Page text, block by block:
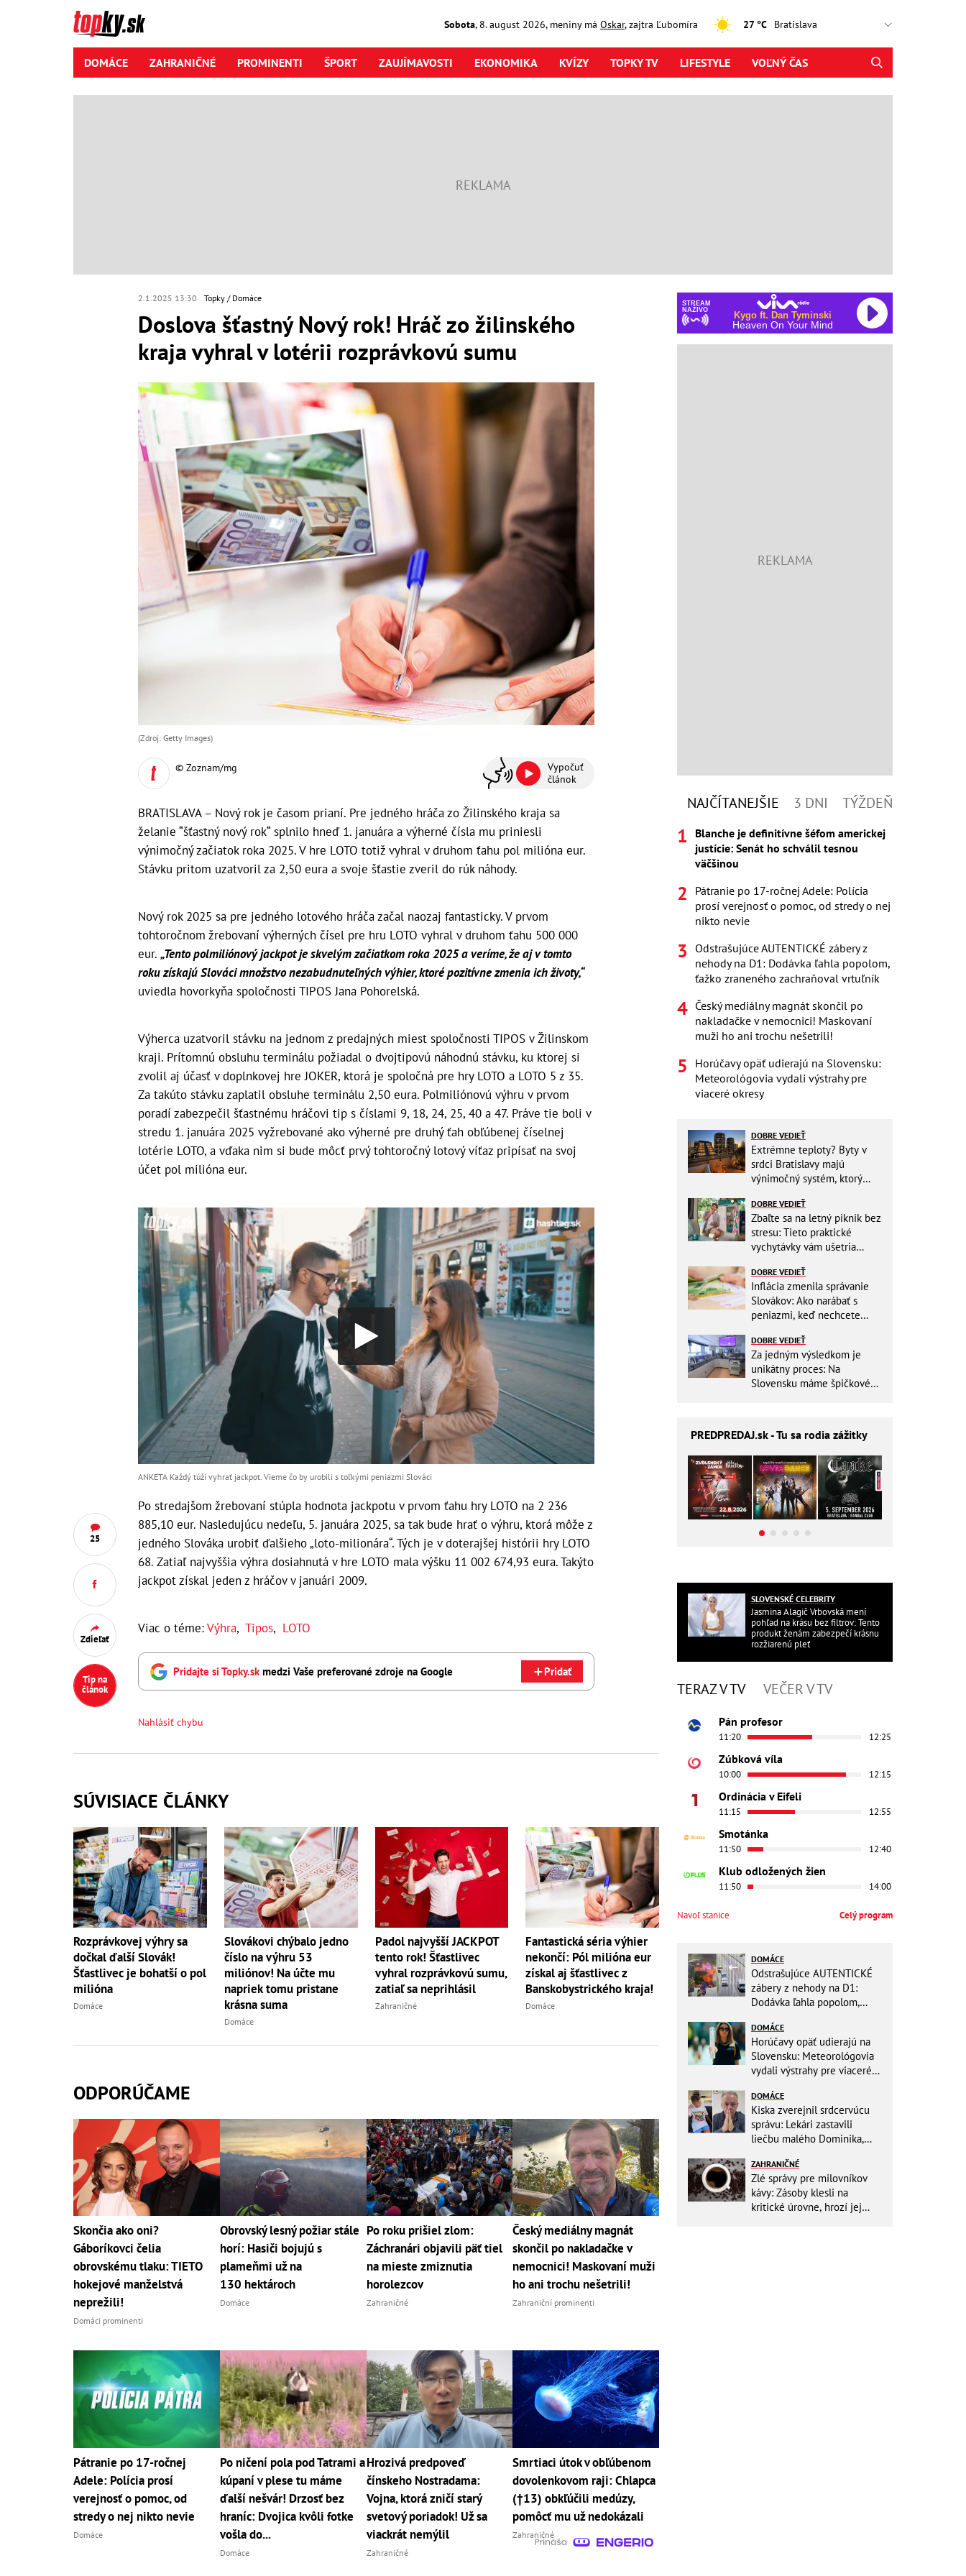
Sobota, 8. august2026, meniny má Oskar, zajtra Ľubomíra 27 °C
DOMÁCE ZAHRANIČNÉ PROMINENTI ŠPORT ZAUJÍMAVOSTI EKONOMIKA KVÍZY TOPKY TV LIFESTYLE VOĽNÝ ČAS
2.1.2025 13:30 Topky Domáce
Doslova šťastný Nový rok! Hráč zo žilinského
kraja vyhral v lotérii rozprávkovú sumu
25
Zdieľať
Tip na
článok
(Zdroj: Getty Images)
© Zoznam/mg
Vypočuť
článok
BRATISLAVA – Nový rok je časom prianí. Pre jedného hráča zo Žilinského kraja sa
želanie “šťastný nový rok“ splnilo hneď 1. januára a výherné čísla mu priniesli
výnimočný začiatok roka 2025. V hre LOTO totiž vyhral v druhom ťahu pol milióna eur.
Stávku pritom uzatvoril za 2,50 eura a svoje šťastie zveril do rúk náhody.
Nový rok 2025 sa pre jedného lotového hráča začal naozaj fantasticky. V prvom
tohtoročnom žrebovaní výherných čísel pre hru LOTO vyhral v druhom ťahu 500 000
eur. „Tento polmiliónový jackpot je skvelým začiatkom roka 2025 a veríme, že aj v tomto
roku získajú Slováci množstvo nezabudnuteľných výhier, ktoré pozitívne zmenia ich životy,“
uviedla hovorkyňa spoločnosti TIPOS Jana Pohorelská.
Výherca uzatvoril stávku na jednom z predajných miest spoločnosti TIPOS v Žilinskom
kraji. Prítomnú obsluhu terminálu požiadal o dvojtipovú náhodnú stávku, ku ktorej si
zvolil aj účasť v doplnkovej hre JOKER, ktorá je spoločná pre hry LOTO a LOTO 5 z 35.
Za takúto stávku zaplatil obsluhe terminálu 2,50 eura. Polmiliónovú výhru v prvom
poradí zabezpečil šťastnému hráčovi tip s číslami 9, 18, 24, 25, 40 a 47. Práve tie boli v
stredu 1. januára 2025 vyžrebované ako výherné pre druhý ťah obľúbenej číselnej
lotérie LOTO, a vďaka nim si bude môcť prvý tohtoročný lotový víťaz pripísať na svoj
účet pol milióna eur.
ANKETA Každý túži vyhrať jackpot. Vieme čo by urobili s toľkými peniazmi Slováci
Po stredajšom žrebovaní stúpla hodnota jackpotu v prvom ťahu hry LOTO na 2 236
885,10 eur. Nasledujúcu nedeľu, 5. januára 2025, sa tak bude hrať o výhru, ktorá môže z
jedného Slováka urobiť ďalšieho „loto-milionára“. Tých je v doterajšej histórii hry LOTO
68. Zatiaľ najvyššia výhra dosiahnutá v hre LOTO mala výšku 11 002 674,93 eura. Takýto
jackpot získal jeden z hráčov v januári 2009.
Viac o téme:Výhra, Tipos, LOTO
Pridajte si Topky.skmedzi Vaše preferované zdroje na Google Pridať
Nahlásiť chybu
SÚVISIACE ČLÁNKY
Rozprávkovej výhry sa
dočkal ďalší Slovák!
Šťastlivec je bohatší o pol
milióna
Domáce
Slovákovi chýbalo jedno
číslo na výhru 53
miliónov! Na účte mu
napriek tomu pristane
krásna suma
Domáce
Padol najvyšší JACKPOT
tento rok! Šťastlivec
vyhral rozprávkovú sumu,
zatiaľ sa neprihlásil
Zahraničné
Fantastická séria výhier
nekončí: Pól milióna eur
získal aj šťastlivec z
Banskobystrického kraja!
Domáce
ODPORÚČAME
Skončia ako oni?
Gáboríkovci čelia
obrovskému tlaku: TIETO
hokejové manželstvá
neprežili!
Domáci prominenti
Obrovský lesný požiar stále
horí: Hasiči bojujú s
plameňmi už na
130 hektároch
Domáce
Po roku prišiel zlom:
Záchranári objavili päť tiel
na mieste zmiznutia
horolezcov
Zahraničné
Český mediálny magnát
skončil po nakladačke v
nemocnici! Maskovaní muži
ho ani trochu nešetrili!
Zahraniční prominenti
Pátranie po 17-ročnej
Adele: Polícia prosí
verejnosť o pomoc, od
stredy o nej nikto nevie
Domáce
Po ničení pola pod Tatrami a
kúpaní v plese tu máme
ďalší nešvár! Drzosť bez
hraníc: Dvojica kvôli fotke
vošla do...
Domáce
Hrozivá predpoveď
čínskeho Nostradama:
Vojna, ktorá zničí starý
svetový poriadok! Už sa
viackrát nemýlil
Zahraničné
Smrtiaci útok v obľúbenom
dovolenkovom raji: Chlapca
(†13) obkľúčili medúzy,
pomôcť mu už nedokázali
Zahraničné
STREAM
NAŽIVO
Kygo ft. Dan Tyminski
Heaven On Your Mind
NAJČÍTANEJŠIE 3 DNI TÝŽDEŇ
Blanche je definitívne šéfom americkej
justície: Senát ho schválil tesnou
väčšinou
Pátranie po 17-ročnej Adele: Polícia
prosí verejnosť o pomoc, od stredy o nej
nikto nevie
Odstrašujúce AUTENTICKÉ zábery z
nehody na D1: Dodávka ľahla popolom,
ťažko zraneného zachraňoval vrtuľník
Český mediálny magnát skončil po
nakladačke v nemocnici! Maskovaní
muži ho ani trochu nešetrili!
Horúčavy opäť udierajú na Slovensku:
Meteorológovia vydali výstrahy pre
viaceré okresy
DOBRE VEDIEŤ
Extrémne teploty? Byty v
srdci Bratislavy majú
výnimočný systém, ktorý
DOBRE VEDIEŤ
Zbaľte sa na letný piknik bez
stresu: Tieto praktické
vychytávky vám ušetria
DOBRE VEDIEŤ
Inflácia zmenila správanie
Slovákov: Ako narábať s
peniazmi, keď nechcete
DOBRE VEDIEŤ
Za jedným výsledkom je
unikátny proces: Na
Slovensku máme špičkové
PREDPREDAJ.sk - Tu sa rodia zážitky
SLOVENSKÉ CELEBRITY
Jasmina Alagič Vrbovská mení
pohľad na krásu bez filtrov: Tento
produkt ženám zabezpečí krásnu
rozžiarenú pleť
TERAZ V TV VEČER V TV
Pán profesor
11:20 12:25
Zúbková víla
10:00 12:15
Ordinácia v Eifeli
11:15 12:55
Smotánka
11:50 12:40
Klub odložených žien
11:50 14:00
Navoľ stanice Celý program
DOMÁCE
Odstrašujúce AUTENTICKÉ
zábery z nehody na D1:
Dodávka ľahla popolom,
zachraňoval vrtuľník
DOMÁCE
Horúčavy opäť udierajú na
Slovensku: Meteorológovia
vydali výstrahy pre viaceré
DOMÁCE
Kiska zverejnil srdcervúcu
správu: Lekári zastavili
liečbu malého Dominika,
týždne života
ZAHRANIČNÉ
Zlé správy pre milovníkov
kávy: Zásoby klesli na
kritické úrovne, hrozí jej